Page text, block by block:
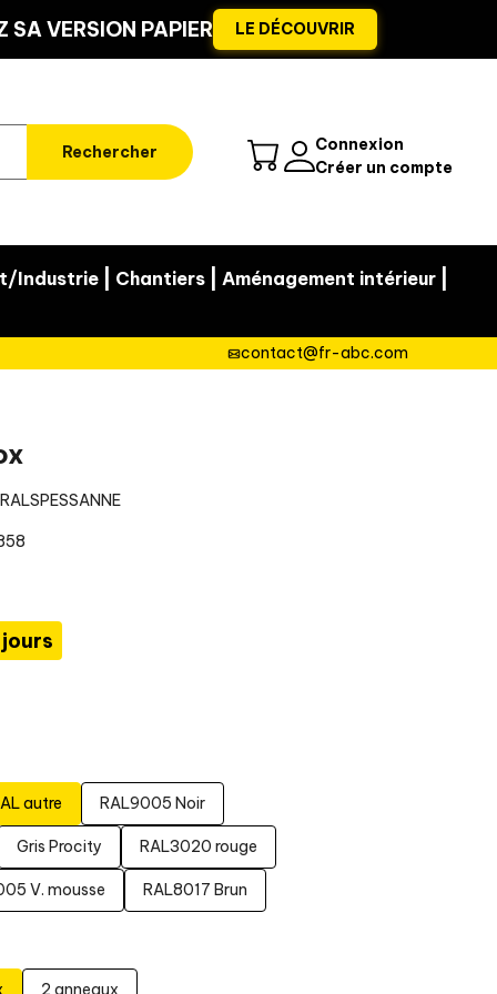
VERSION PAPIER LE DÉCOUVRIR
Rechercher
Connexion
Créer un compte
Industrie Chantiers Aménagement intérieur
contact@fr-abc.com
autre RAL9005 Noir
Gris Procity RAL3020 rouge
V. mousse RAL8017 Brun
2 anneaux